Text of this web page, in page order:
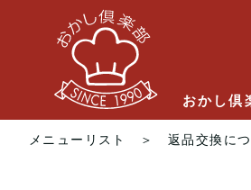
おかし倶
メニューリスト ＞ 返品交換につ